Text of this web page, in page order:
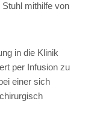
mithilfe von
in die Klinik
per Infusion zu
einer sich